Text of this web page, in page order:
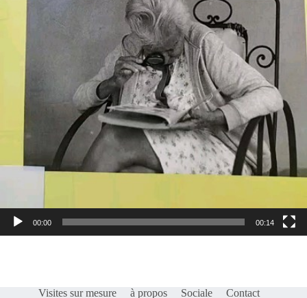
00:00 00:14
Visites sur mesure à propos Sociale Contact